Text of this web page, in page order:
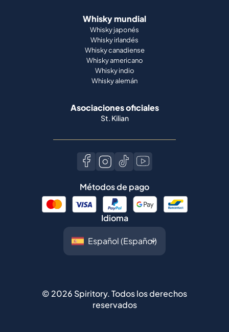
Whisky mundial
Whisky japonés
Whisky irlandés
Whisky canadiense
Whisky americano
Whisky indio
Whisky alemán
Asociaciones oficiales
St. Kilian
Métodos de pago
Idioma
© 2026 Spiritory.Todos los derechos
reservados